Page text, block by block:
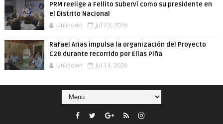
PRM reelige a Fellito Suberví como su presidente en
el Distrito Nacional
Unknown Jul 23, 2026
Rafael Arias impulsa la organización del Proyecto
C28 durante recorrido por Elías Piña
Unknown Jul 14, 2026